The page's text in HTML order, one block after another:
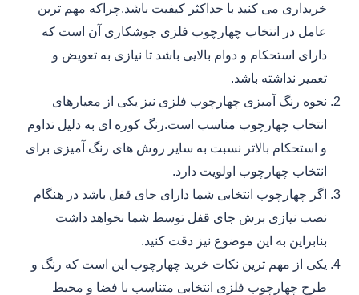
خریداری می کنید با حداکثر کیفیت باشد.چراکه مهم ترین
عامل در انتخاب چهارچوب فلزی جوشکاری آن است که
دارای استحکام و دوام بالایی باشد تا نیازی به تعویض و
تعمیر نداشته باشد.
نحوه رنگ آمیزی چهارچوب فلزی نیز یکی از معیارهای
انتخاب چهارچوب مناسب است.رنگ کوره ای به دلیل تداوم
و استحکام بالاتر نسبت به سایر روش های رنگ آمیزی برای
انتخاب چهارچوب اولویت دارد.
اگر چهارچوب انتخابی شما دارای جای قفل باشد در هنگام
نصب نیازی برش جای قفل توسط شما نخواهد داشت
بنابراین به این موضوع نیز دقت کنید.
یکی از مهم ترین نکات خرید چهارچوب این است که رنگ و
طرح چهارچوب فلزی انتخابی متناسب با فضا و محیط